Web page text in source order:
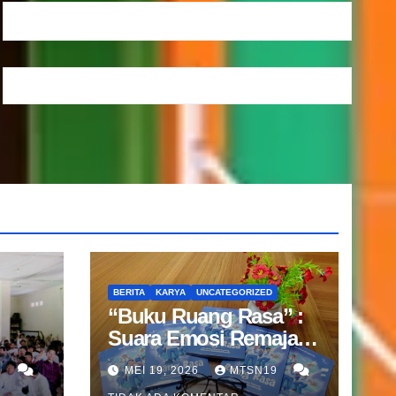
BERITA KARYA UNCATEGORIZED
“Buku Ruang Rasa” :
Suara Emosi Remaja
dalam Karya Guru BK
MTsN 19 Jakarta
MEI 19, 2026 MTSN19